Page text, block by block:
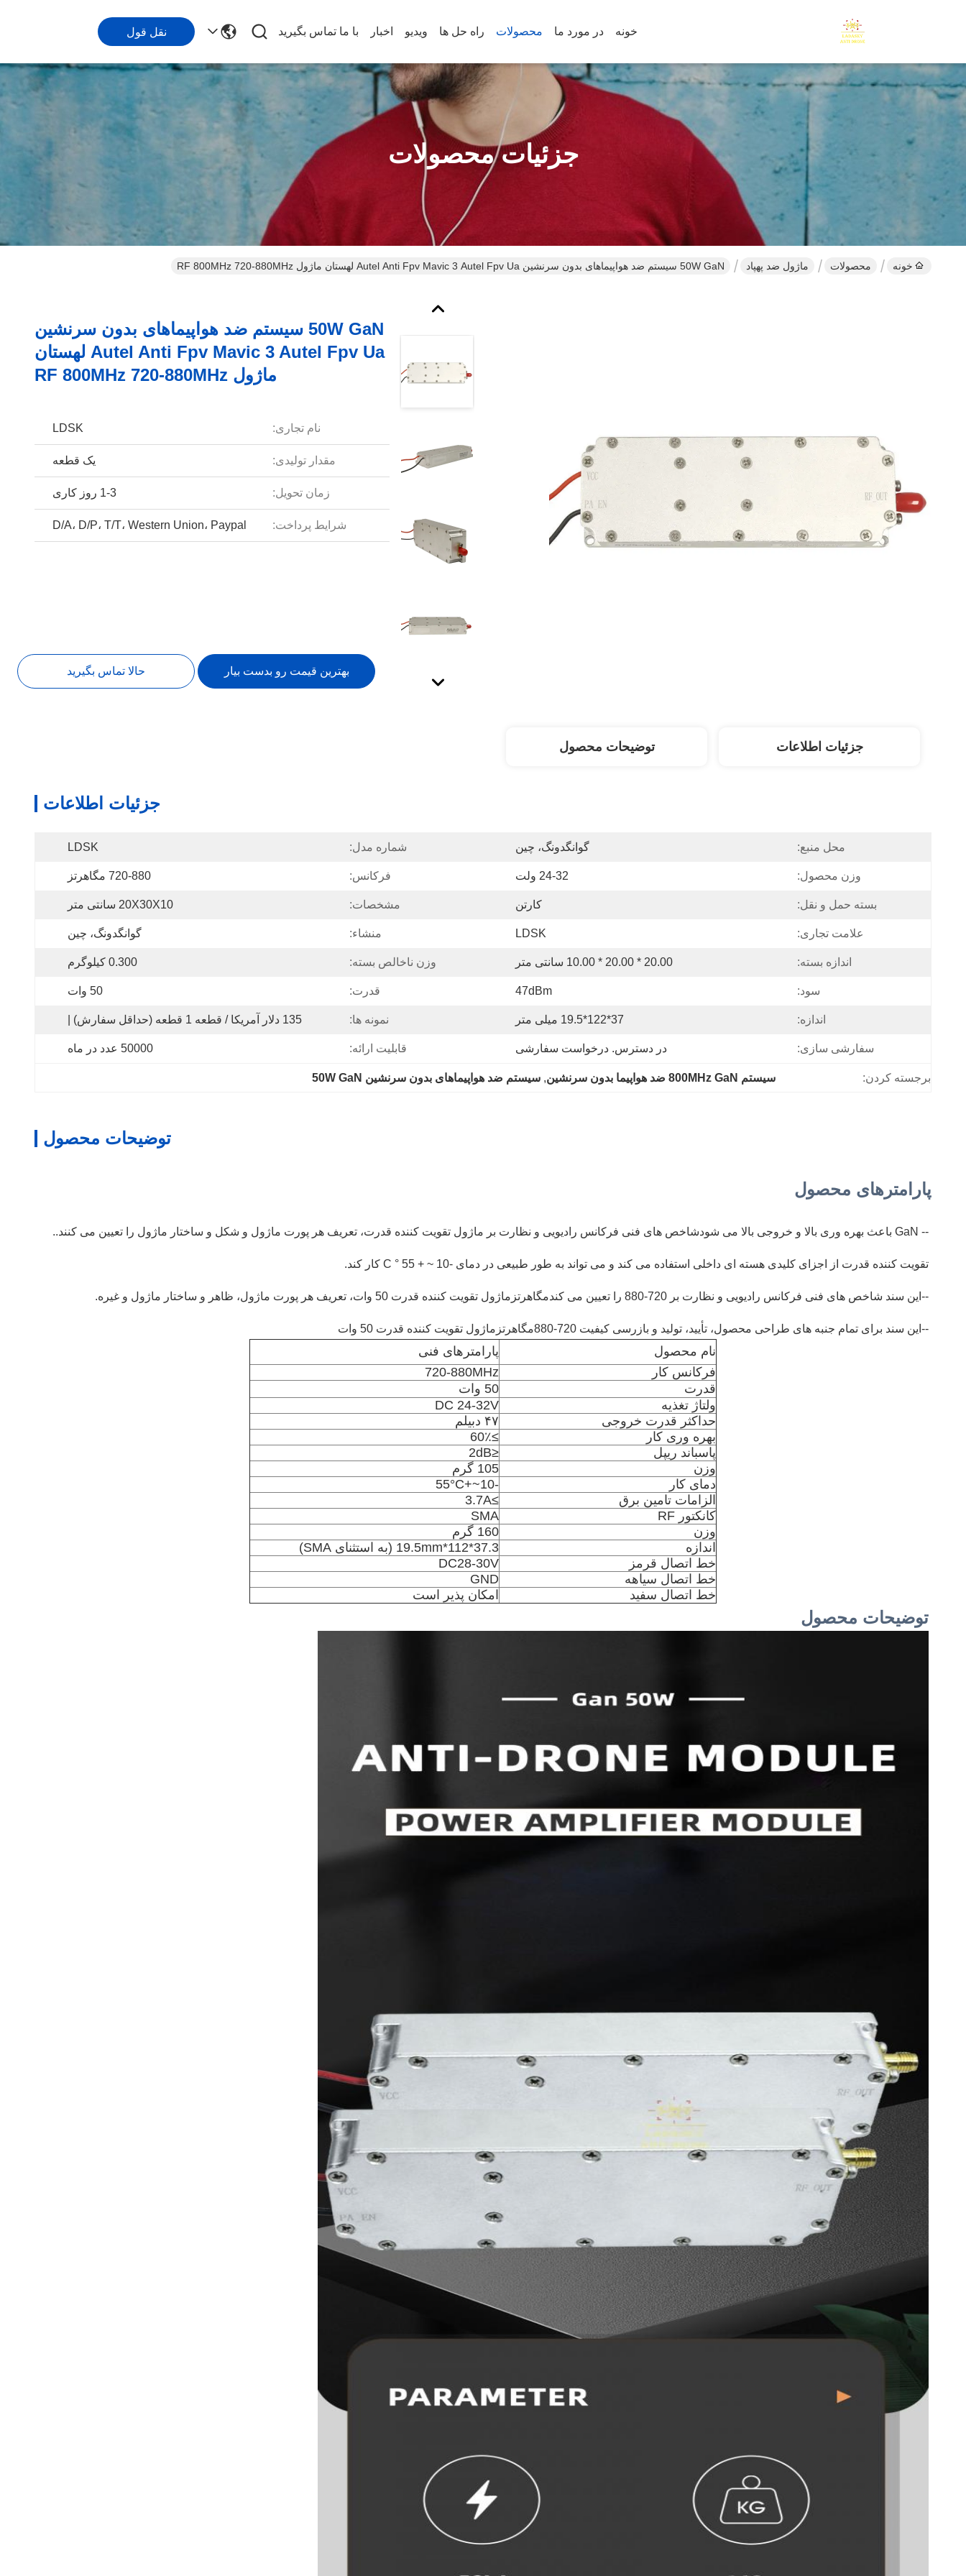
خونه در مورد ما محصولات راه حل ها ویدیو اخبار با ما تماس بگیرید نقل قول
جزئیات محصولات
خونه محصولات ماژول ضد پهپاد 50W GaN سیستم ضد هواپیماهای بدون سرنشین Autel Anti Fpv Mavic 3 Autel Fpv Ua لهستان ماژول RF 800MHz 720-880MHz
50W GaN سیستم ضد هواپیماهای بدون سرنشین
Autel Anti Fpv Mavic 3 Autel Fpv Ua لهستان
ماژول RF 800MHz 720-880MHz
نام تجاری: LDSK
مقدار تولیدی: یک قطعه
زمان تحویل: 1-3 روز کاری
شرایط پرداخت: D/A، D/P، T/T، Western Union، Paypal
بهترین قیمت رو بدست بیار حالا تماس بگیرید
جزئیات اطلاعات توضیحات محصول
جزئیات اطلاعات
محل منبع: گوانگدونگ، چین شماره مدل: LDSK
وزن محصول: 24-32 ولت فرکانس: 720-880 مگاهرتز
بسته حمل و نقل: کارتن مشخصات: 20X30X10 سانتی متر
علامت تجاری: LDSK منشاء: گوانگدونگ، چین
اندازه بسته: 20.00 * 20.00 * 10.00 سانتی متر وزن ناخالص بسته: 0.300 کیلوگرم
سود: 47dBm قدرت: 50 وات
اندازه: 37*122*19.5 میلی متر نمونه ها: 135 دلار آمریکا / قطعه 1 قطعه (حداقل سفارش) |
سفارشی سازی: در دسترس. درخواست سفارشی قابلیت ارائه: 50000 عدد در ماه
برجسته کردن: سیستم 800MHz GaN ضد هواپیما بدون سرنشین , سیستم ضد هواپیماهای بدون سرنشین 50W GaN
توضیحات محصول
پارامترهای محصول
-- GaN باعث بهره وری بالا و خروجی بالا می شودشاخص های فنی فرکانس رادیویی و نظارت بر ماژول تقویت کننده قدرت، تعریف هر پورت ماژول و شکل و ساختار ماژول را تعیین می کنند..
تقویت کننده قدرت از اجزای کلیدی هسته ای داخلی استفاده می کند و می تواند به طور طبیعی در دمای -10 ~ + 55 ° C کار کند.
--این سند شاخص های فنی فرکانس رادیویی و نظارت بر 720-880 را تعیین می کند مگاهرتز ماژول تقویت کننده قدرت 50 وات، تعریف هر پورت ماژول، ظاهر و ساختار ماژول و غیره.
--این سند برای تمام جنبه های طراحی محصول، تأیید، تولید و بازرسی کیفیت 720-880 مگاهرتز ماژول تقویت کننده قدرت 50 وات
نام محصول
پارامترهای فنی
فرکانس کار
720-880MHz
قدرت
50 وات
ولتاژ تغذیه
DC 24-32V
حداکثر قدرت خروجی
۴۷ دبیلم
بهره وری کار
≥60٪
پاسباند ریپل
≤2dB
وزن
105 گرم
دمای کار
-10~+55°C
الزامات تامین برق
≥3.7A
کانکتور RF
SMA
وزن
160 گرم
اندازه
37.3*112*19.5mm (به استثنای SMA)
خط اتصال قرمز
DC28-30V
خط اتصال سیاهه
GND
خط اتصال سفيد
امکان پذیر است
توضیحات محصول